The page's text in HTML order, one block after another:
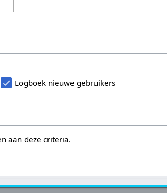
Logboek nieuwe gebruikers
aan deze criteria.